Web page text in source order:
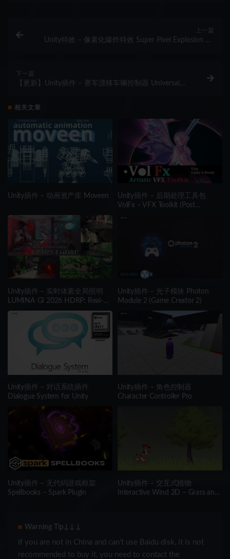
上一篇
Unity特效 – 像素化爆炸特效 Super Pixel Explosion FX
下一篇
【更新】Unity插件 – 赛车漂移车辆控制器 Universal
相关文章
Unity插件 – 动画资产库 Moveen
Unity插件 – 后期处理工具包
VolFx – VFX Toolkit (Post
Unity插件 – 实时体素全局照明
LUMINA GI 2026 HDRP: Real-
Time Voxel Global Illumination
Unity插件 – 光子模块 Photon
Module 2 (Game Creator 2)
Unity插件 – 对话系统插件
Dialogue System for Unity
Unity插件 – 角色控制器
Character Controller Pro
Unity插件 – 无代码游戏框架
Spellbooks – Spark Plugin
Unity插件 – 交互式植物
Interactive Wind 2D – Grass and
Warning Tip↓↓↓
If you are not in China and can’t use Baidu disk, it is not
recommended to buy it, you need to contact the